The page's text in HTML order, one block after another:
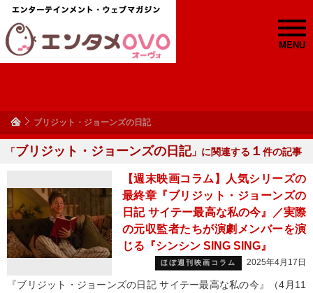
MENU
ブリジット・ジョーンズの日記
「ブリジット・ジョーンズの日記」に関連する １ 件の記事
【週末映画コラム】人気シリーズの
最終章『ブリジット・ジョーンズの
日記 サイテー最高な私の今』／実際
の元収監者たちが演劇メンバーを演
じる『シンシン SING SING』
ほぼ週刊映画コラム 2025年4月17日
『ブリジット・ジョーンズの日記 サイテー最高な私の今』（4月11